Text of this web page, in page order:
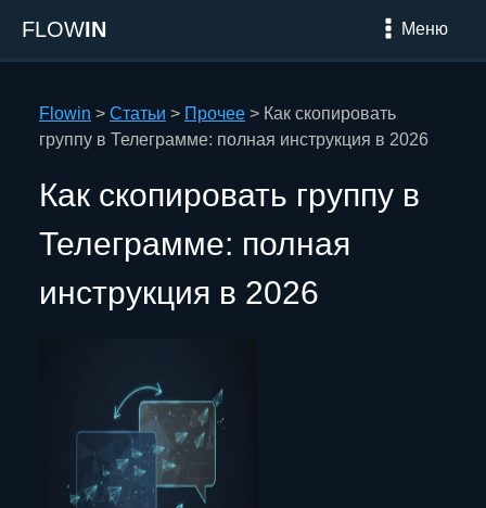
FLOWIN Меню
Flowin > Статьи > Прочее > Как скопировать
группу в Телеграмме: полная инструкция в 2026
Как скопировать группу в
Телеграмме: полная
инструкция в 2026